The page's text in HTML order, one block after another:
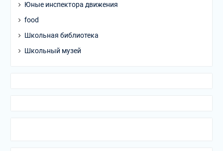
Юные инспектора движения
food
Школьная библиотека
Школьный музей